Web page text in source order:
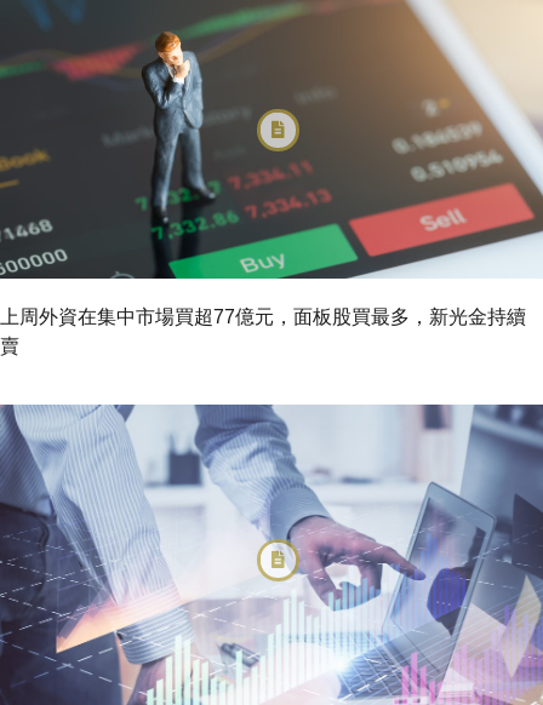
上周外資在集中市場買超77億元，面板股買最多，新光金持續
賣